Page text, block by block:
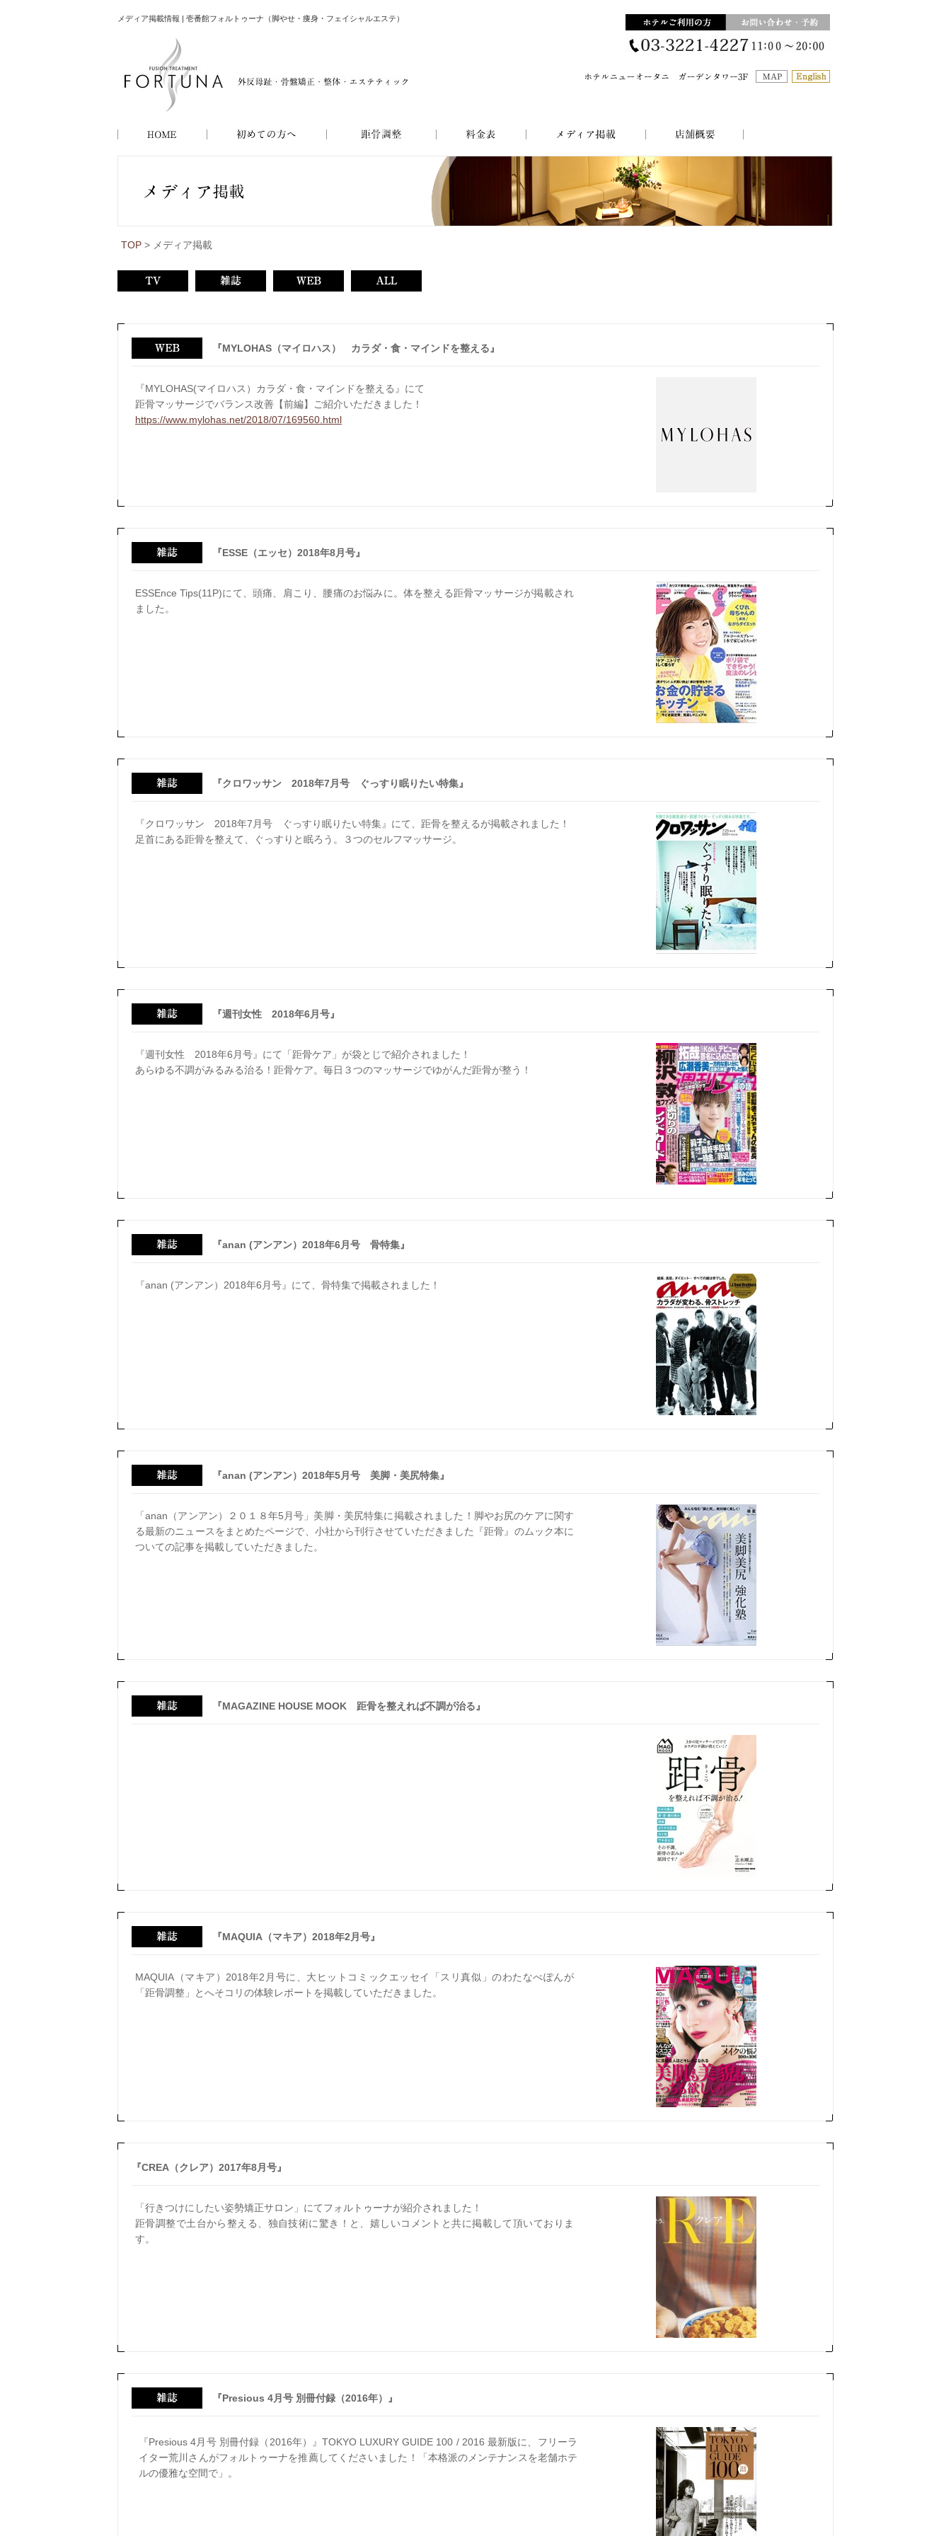
メディア掲載情報 | 壱番館フォルトゥーナ（脚やせ・痩身・フェイシャルエステ）
TOP > メディア掲載
『MYLOHAS（マイロハス） カラダ・食・マインドを整える』
『MYLOHAS(マイロハス）カラダ・食・マインドを整える』にて
距骨マッサージでバランス改善【前編】ご紹介いただきました！
https://www.mylohas.net/2018/07/169560.html
『ESSE（エッセ）2018年8月号』
ESSEnce Tips(11P)にて、頭痛、肩こり、腰痛のお悩みに。体を整える距骨マッサージが掲載され
ました。
『クロワッサン 2018年7月号 ぐっすり眠りたい特集』
『クロワッサン 2018年7月号 ぐっすり眠りたい特集』にて、距骨を整えるが掲載されました！
足首にある距骨を整えて、ぐっすりと眠ろう。３つのセルフマッサージ。
『週刊女性 2018年6月号』
『週刊女性 2018年6月号』にて「距骨ケア」が袋とじで紹介されました！
あらゆる不調がみるみる治る！距骨ケア。毎日３つのマッサージでゆがんだ距骨が整う！
『anan (アンアン）2018年6月号 骨特集』
『anan (アンアン）2018年6月号』にて、骨特集で掲載されました！
『anan (アンアン）2018年5月号 美脚・美尻特集』
「anan（アンアン）２０１８年5月号」美脚・美尻特集に掲載されました！脚やお尻のケアに関す
る最新のニュースをまとめたページで、小社から刊行させていただきました『距骨』のムック本に
ついての記事を掲載していただきました。
『MAGAZINE HOUSE MOOK 距骨を整えれば不調が治る』
『MAQUIA（マキア）2018年2月号』
MAQUIA（マキア）2018年2月号に、大ヒットコミックエッセイ「スリ真似」のわたなべぽんが
「距骨調整」とへそコリの体験レポートを掲載していただきました。
『CREA（クレア）2017年8月号』
「行きつけにしたい姿勢矯正サロン」にてフォルトゥーナが紹介されました！
距骨調整で土台から整える、独自技術に驚き！と、嬉しいコメントと共に掲載して頂いておりま
す。
『Presious 4月号 別冊付録（2016年）』
『Presious 4月号 別冊付録（2016年）』TOKYO LUXURY GUIDE 100 / 2016 最新版に、フリーラ
イター荒川さんがフォルトゥーナを推薦してくださいました！「本格派のメンテナンスを老舗ホテ
ルの優雅な空間で」。